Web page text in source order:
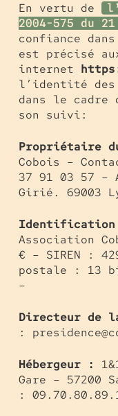
En vertu de
2004-575 du
confiance
est précisé
internet
l’identité
dans le
son suivi:
Propriétaire
Cobois –
37 91 03 57 –
Girié. 69003
Identification
Association
€ – SIREN :
postale : 13
–
Directeur de
:
Hébergeur :
Gare – 57200
: